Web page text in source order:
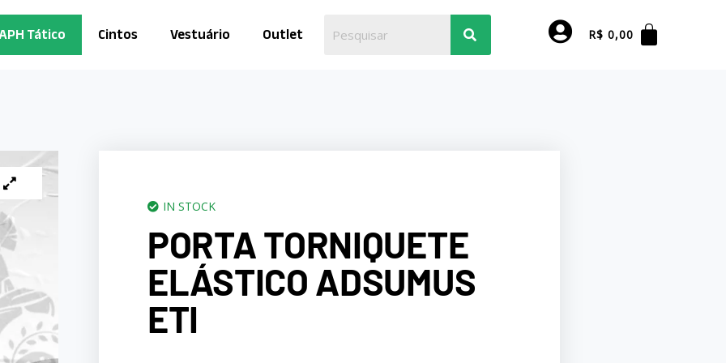
Tático Cintos Vestuário Outlet R$ 0,00
IN STOCK
PORTA TORNIQUETE
ELÁSTICO ADSUMUS
ETI